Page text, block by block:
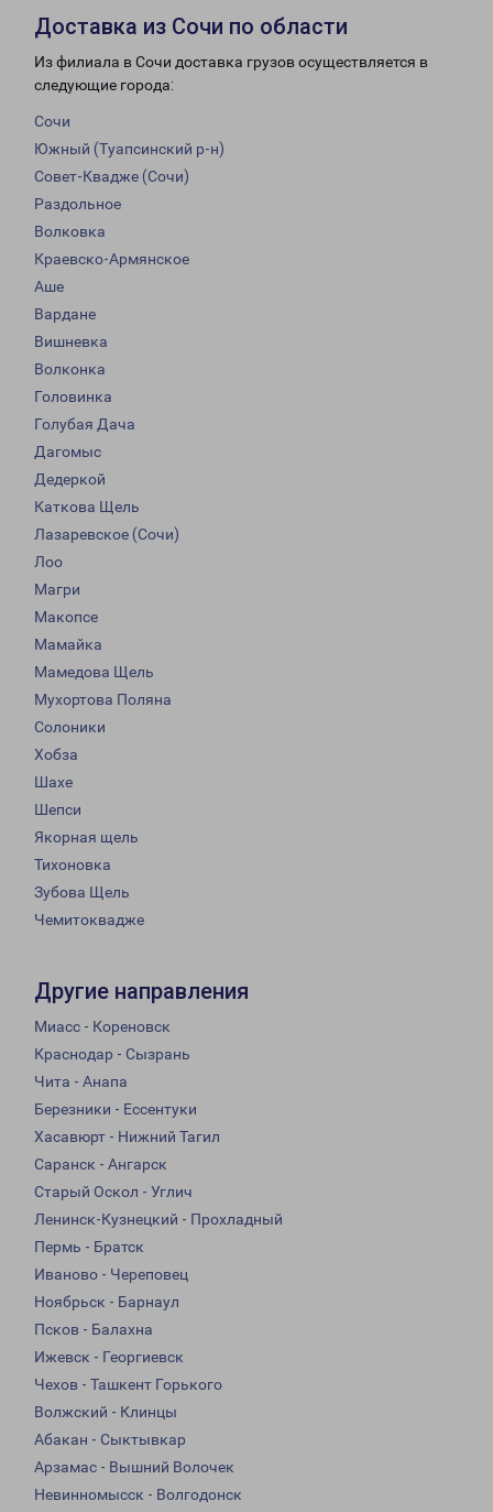
Доставка из Сочи по области
Из филиала в Сочи доставка грузов осуществляется в
следующие города:
Сочи
Южный (Туапсинский р-н)
Совет-Квадже (Сочи)
Раздольное
Волковка
Краевско-Армянское
Аше
Вардане
Вишневка
Волконка
Головинка
Голубая Дача
Дагомыс
Дедеркой
Каткова Щель
Лазаревское (Сочи)
Лоо
Магри
Макопсе
Мамайка
Мамедова Щель
Мухортова Поляна
Солоники
Хобза
Шахе
Шепси
Якорная щель
Тихоновка
Зубова Щель
Чемитоквадже
Другие направления
Миасс - Кореновск
Краснодар - Сызрань
Чита - Анапа
Березники - Ессентуки
Хасавюрт - Нижний Тагил
Саранск - Ангарск
Старый Оскол - Углич
Ленинск-Кузнецкий - Прохладный
Пермь - Братск
Иваново - Череповец
Ноябрьск - Барнаул
Псков - Балахна
Ижевск - Георгиевск
Чехов - Ташкент Горького
Волжский - Клинцы
Абакан - Сыктывкар
Арзамас - Вышний Волочек
Невинномысск - Волгодонск